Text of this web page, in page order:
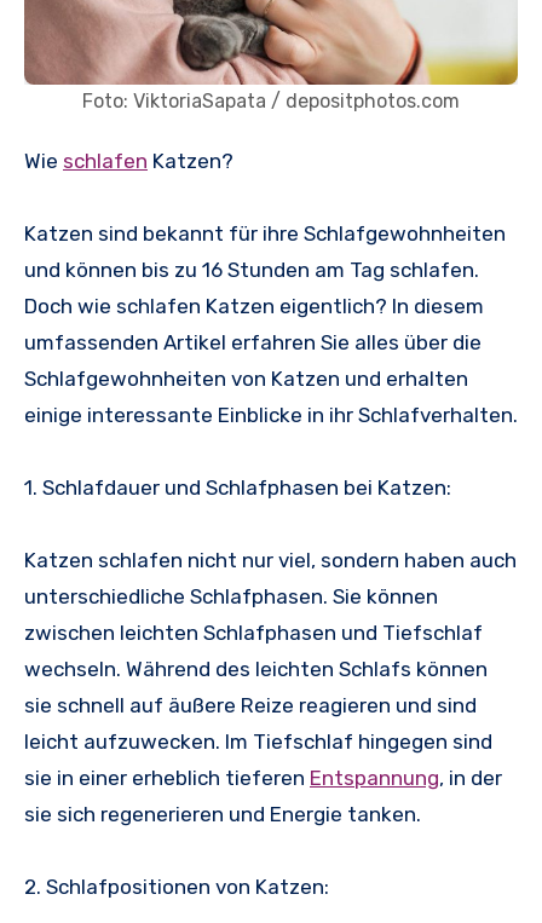
Foto: ViktoriaSapata / depositphotos.com
Wie schlafen Katzen?
Katzen sind bekannt für ihre Schlafgewohnheiten
und können bis zu 16 Stunden am Tag schlafen.
Doch wie schlafen Katzen eigentlich? In diesem
umfassenden Artikel erfahren Sie alles über die
Schlafgewohnheiten von Katzen und erhalten
einige interessante Einblicke in ihr Schlafverhalten.
1. Schlafdauer und Schlafphasen bei Katzen:
Katzen schlafen nicht nur viel, sondern haben auch
unterschiedliche Schlafphasen. Sie können
zwischen leichten Schlafphasen und Tiefschlaf
wechseln. Während des leichten Schlafs können
sie schnell auf äußere Reize reagieren und sind
leicht aufzuwecken. Im Tiefschlaf hingegen sind
sie in einer erheblich tieferen Entspannung, in der
sie sich regenerieren und Energie tanken.
2. Schlafpositionen von Katzen: